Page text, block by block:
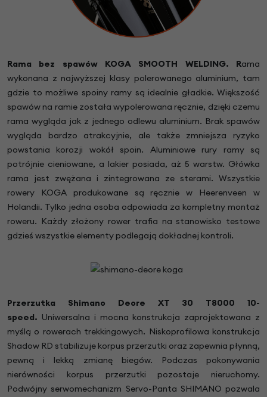
Rama bez spawów KOGA SMOOTH WELDING. Rama
wykonana z najwyższej klasy polerowanego aluminium, tam
gdzie to możliwe spoiny ramy są idealnie gładkie. Większość
spawów na ramie została wypolerowana ręcznie, dzięki czemu
rama wygląda jak z jednego odlewu aluminium. Brak spawów
wygląda bardzo atrakcyjnie, ale także zmniejsza ryzyko
powstania korozji wokół spoin. Aluminiowe rury ramy są
potrójnie cieniowane, a lakier posiada, aż 5 warstw. Główka
rama jest zwężana i zintegrowana ze sterami. Wszystkie
rowery KOGA produkowane są ręcznie w Heerenveen w
Holandii. Tylko jedna osoba odpowiada za kompletny montaż
roweru. Każdy złożony rower trafia na stanowisko testowe
gdzieś wszystkie elementy podlegają dokładnej kontroli.
Przerzutka Shimano Deore XT 30 T8000 10-
speed. Uniwersalna i mocna konstrukcja zaprojektowana z
myślą o rowerach trekkingowych. Niskoprofilowa konstrukcja
Shadow RD stabilizuje korpus przerzutki oraz zapewnia płynną,
pewną i lekką zmianę biegów. Podczas pokonywania
nierówności korpus przerzutki pozostaje nieruchomy.
Podwójny serwomechanizm Servo-Panta SHIMANO pozwala